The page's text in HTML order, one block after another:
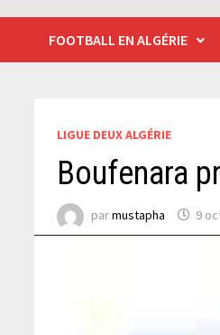
FOOTBALL EN ALGÉRIE
LIGUE DEUX ALGÉRIE
Boufenara
parmustapha 9